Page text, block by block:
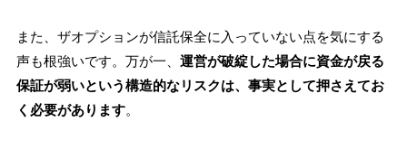
また、ザオプションが信託保全に入っていない点を気にする
声も根強いです。万が一、 運営が破綻した場合に資金が戻る
保証が弱いという構造的なリスクは、事実として押さえてお
く必要があります。